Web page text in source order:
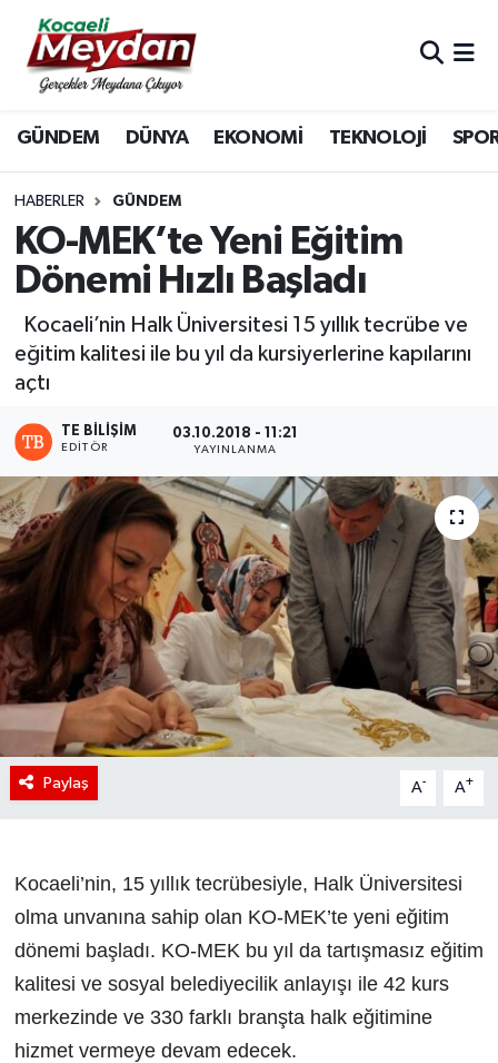
GÜNDEM DÜNYA EKONOMİ TEKNOLOJİ
HABERLER GÜNDEM
KO-MEK’te Yeni Eğitim
Dönemi Hızlı Başladı
Kocaeli’nin Halk Üniversitesi 15 yıllık tecrübe ve
eğitim kalitesi ile bu yıl da kursiyerlerine kapılarını
açtı
TE BILIŞIM
EDITÖR
03.10.2018 - 11:21
YAYINLANMA
Paylaş A- A+
Kocaeli’nin, 15 yıllık tecrübesiyle, Halk Üniversitesi
olma unvanına sahip olan KO-MEK’te yeni eğitim
dönemi başladı. KO-MEK bu yıl da tartışmasız eğitim
kalitesi ve sosyal belediyecilik anlayışı ile 42 kurs
merkezinde ve 330 farklı branşta halk eğitimine
hizmet vermeye devam edecek.
Nöbetçi Eczaneler
Hava Durumu
Trafik Durumu
Süper Lig Puan Durumu ve Fikstür
Tüm Manşetler
Son Dakika Haberleri
Haber Arşivi